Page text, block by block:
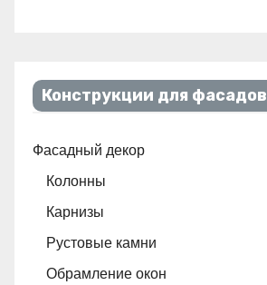
Конструкции для фасадов
Фасадный декор
Колонны
Карнизы
Рустовые камни
Обрамление окон